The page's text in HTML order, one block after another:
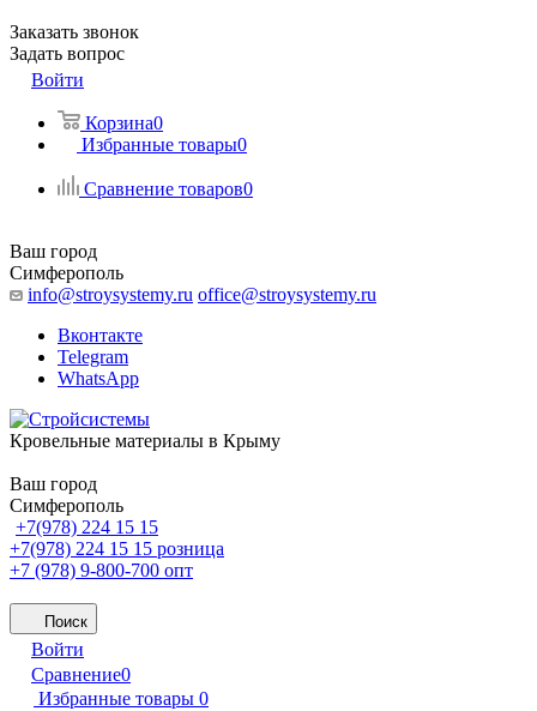
Заказать звонок
Задать вопрос
Войти
Корзина0
Избранные товары0
Сравнение товаров0
Ваш город
Симферополь
info@stroysystemy.ru office@stroysystemy.ru
Вконтакте
Telegram
WhatsApp
Кровельные материалы в Крыму
Ваш город
Симферополь
+7(978) 224 15 15
+7(978) 224 15 15 розница
+7 (978) 9-800-700 опт
Поиск
Войти
Сравнение0
Избранные товары 0